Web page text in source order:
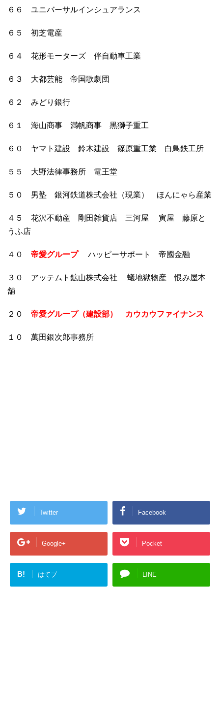
６６ ユニバーサルインシュアランス
６５ 初芝電産
６４ 花形モーターズ 伴自動車工業
６３ 大都芸能 帝国歌劇団
６２ みどり銀行
６１ 海山商事 満帆商事 黒獅子重工
６０ ヤマト建設 鈴木建設 篠原重工業 白鳥鉄工所
５５ 大野法律事務所 電王堂
５０ 男塾 銀河鉄道株式会社（現業） ほんにゃら産業
４５ 花沢不動産 剛田雑貨店 三河屋 寅屋 藤原と
うふ店
４０ 帝愛グループ ハッピーサポート 帝國金融
３０ アッテムト鉱山株式会社 蟻地獄物産 恨み屋本
舗
２０ 帝愛グループ（建設部） カウカウファイナンス
１０ 萬田銀次郎事務所
Twitter Facebook
Google+ Pocket
B! はてブ LINE